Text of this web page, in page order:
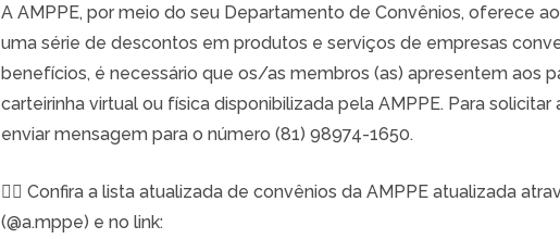
A AMPPE, por meio do seu Departamento de Convênios, oferece
uma série de descontos em produtos e serviços de empresas
benefícios, é necessário que os/as membros (as) apresentem aos
carteirinha virtual ou física disponibilizada pela AMPPE. Para solicitar
enviar mensagem para o número (81) 98974-1650.
👉🏼 Confira a lista atualizada de convênios da AMPPE atualizada
(@a.mppe) e no link: